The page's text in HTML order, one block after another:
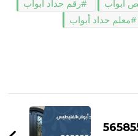
أبواب
رقم حداد أبواب
معلم حداد أبواب
/ 56585569